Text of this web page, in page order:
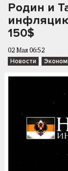
Родин и
150$
02 Мая 06:52
Новости